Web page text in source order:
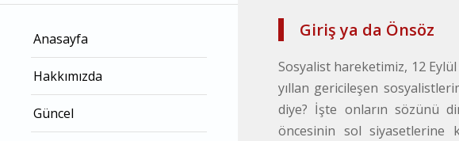
Anasayfa
Hakkımızda
Güncel
Giriş ya da Önsöz
Sosyalist hareketimiz, 12
yıllan gericileşen
diye? İşte onların sözünü
öncesinin sol siyasetlerine